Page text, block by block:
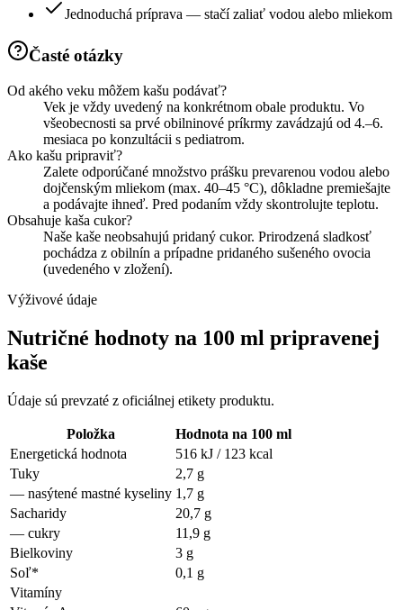
Jednoduchá príprava — stačí zaliať vodou alebo mliekom
Časté otázky
Od akého veku môžem kašu podávať?
Vek je vždy uvedený na konkrétnom obale produktu. Vo
všeobecnosti sa prvé obilninové príkrmy zavádzajú od 4.–6.
mesiaca po konzultácii s pediatrom.
Ako kašu pripraviť?
Zalete odporúčané množstvo prášku prevarenou vodou alebo
dojčenským mliekom (max. 40–45 °C), dôkladne premiešajte
a podávajte ihneď. Pred podaním vždy skontrolujte teplotu.
Obsahuje kaša cukor?
Naše kaše neobsahujú pridaný cukor. Prirodzená sladkosť
pochádza z obilnín a prípadne pridaného sušeného ovocia
(uvedeného v zložení).
Výživové údaje
Nutričné hodnoty na 100 ml pripravenej
kaše
Údaje sú prevzaté z oficiálnej etikety produktu.
Položka
Hodnota na 100 ml
Energetická hodnota
516 kJ / 123 kcal
Tuky
2,7 g
— nasýtené mastné kyseliny 1,7 g
Sacharidy
20,7 g
— cukry
11,9 g
Bielkoviny
3 g
Soľ*
0,1 g
Vitamíny